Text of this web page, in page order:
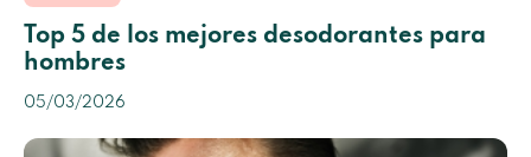
Top 5 de los mejores desodorantes para
hombres
05/03/2026